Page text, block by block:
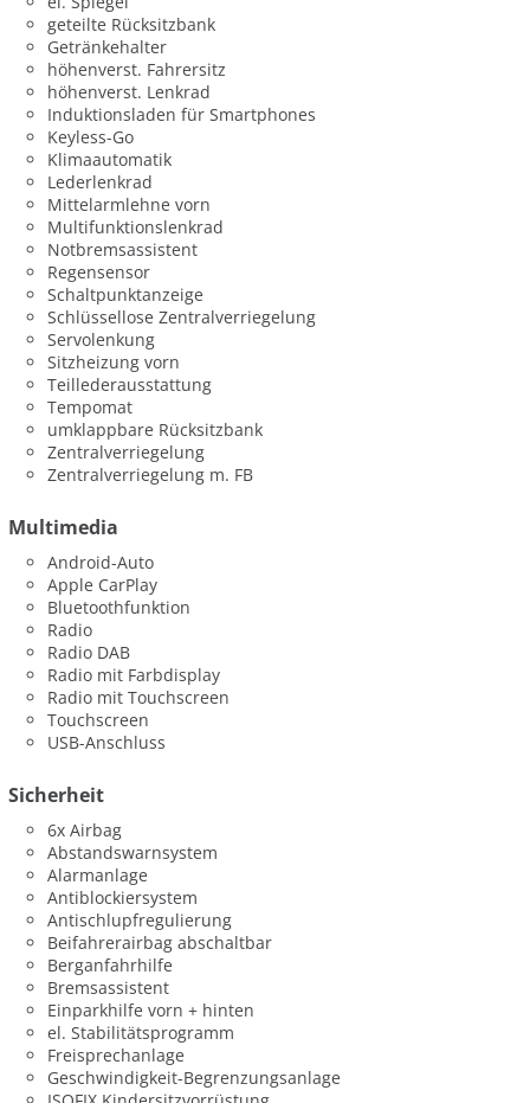
geteilte Rücksitzbank
Getränkehalter
höhenverst. Fahrersitz
höhenverst. Lenkrad
Induktionsladen für Smartphones
Keyless-Go
Klimaautomatik
Lederlenkrad
Mittelarmlehne vorn
Multifunktionslenkrad
Notbremsassistent
Regensensor
Schaltpunktanzeige
Schlüssellose Zentralverriegelung
Servolenkung
Sitzheizung vorn
Teillederausstattung
Tempomat
umklappbare Rücksitzbank
Zentralverriegelung
Zentralverriegelung m. FB
Multimedia
Android-Auto
Apple CarPlay
Bluetoothfunktion
Radio
Radio DAB
Radio mit Farbdisplay
Radio mit Touchscreen
Touchscreen
USB-Anschluss
Sicherheit
6x Airbag
Abstandswarnsystem
Alarmanlage
Antiblockiersystem
Antischlupfregulierung
Beifahrerairbag abschaltbar
Berganfahrhilfe
Bremsassistent
Einparkhilfe vorn + hinten
el. Stabilitätsprogramm
Freisprechanlage
Geschwindigkeit-Begrenzungsanlage